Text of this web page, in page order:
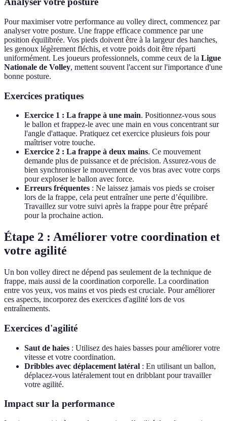
Pour maximiser votre performance au volley direct, commencez par
analyser votre posture. Une frappe efficace commence par une
position équilibrée. Vos pieds doivent être à la largeur des hanches,
les genoux légèrement fléchis, et votre poids doit être réparti
uniformément. Les joueurs professionnels, comme ceux de la Ligue
Nationale de Volley, mettent souvent l'accent sur l'importance d'une
bonne posture.
Exercices pratiques
Exercice 1 : La frappe à une main. Positionnez-vous sous
le ballon et frappez-le avec une main en vous concentrant sur
l'angle d'attaque. Pratiquez cet exercice plusieurs fois pour
maîtriser votre touche.
Exercice 2 : La frappe à deux mains. Ce mouvement
demande plus de puissance et de précision. Assurez-vous de
bien synchroniser le mouvement de vos bras avec votre corps
pour exploser le ballon avec force.
Erreurs fréquentes : Ne laissez jamais vos pieds se croiser
lors de la frappe, cela peut entraîner une perte d’équilibre.
Travaillez sur votre suivi après la frappe pour être préparé
pour la prochaine action.
Étape 2 : Améliorer votre coordination et
votre agilité
Un bon volley direct ne dépend pas seulement de la technique de
frappe, mais aussi de la coordination corporelle. La coordination
entre vos yeux, vos mains et vos pieds est cruciale. Pour améliorer
ces aspects, incorporez des exercices d'agilité lors de vos
entraînements.
Exercices d'agilité
Saut de haies : Utilisez des haies basses pour améliorer votre
vitesse et votre coordination.
Dribbles avec déplacement latéral : En utilisant un ballon,
déplacez-vous latéralement tout en dribblant pour travailler
votre agilité.
Impact sur la performance